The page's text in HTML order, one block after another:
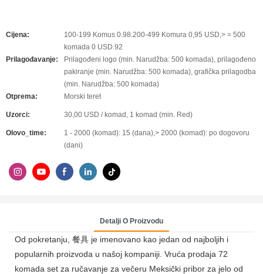
Cijena:
100-199 Komus 0.98.200-499 Komura 0,95 USD,> = 500
komada 0 USD.92
Prilagođavanje:
Prilagođeni logo (min. Narudžba: 500 komada), prilagođeno
pakiranje (min. Narudžba: 500 komada), grafička prilagodba
(min. Narudžba: 500 komada)
Otprema:
Morski teret
Uzorci: 30,00 USD / komad, 1 komad (min. Red)
Olovo_time:
1 - 2000 (komad): 15 (dana),> 2000 (komad): po dogovoru
(dani)
Detalji O Proizvodu
Od pokretanju, 餐具 je imenovano kao jedan od najboljih i
popularnih proizvoda u našoj kompaniji. Vruća prodaja 72
komada set za ručavanje za večeru Meksički pribor za jelo od